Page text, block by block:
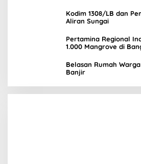
Kodim 1308/LB dan
Aliran Sungai
Pertamina Regional
1.000 Mangrove di
Belasan Rumah
Banjir